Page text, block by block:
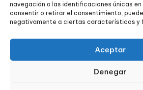
navegación o las identificaciones únicas
consentir o retirar el consentimiento,
negativamente a ciertas características y
Aceptar
Denegar